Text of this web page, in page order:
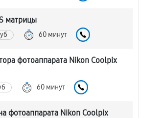
матрицы
60 минут
фотоаппарата Nikon Coolpix
60 минут
фотоаппарата Nikon Coolpix